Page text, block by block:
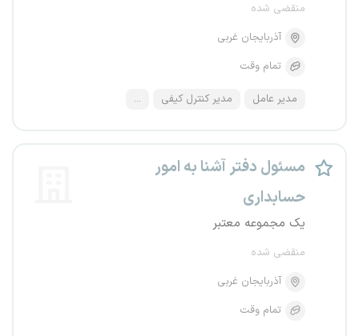
منقضی شده
آذربایجان غربی
تمام وقت
مدیر عامل مدیر کنترل کیفی ...
مسئول دفتر آشنا به امور
حسابداری
یک مجموعه معتبر
منقضی شده
آذربایجان غربی
تمام وقت